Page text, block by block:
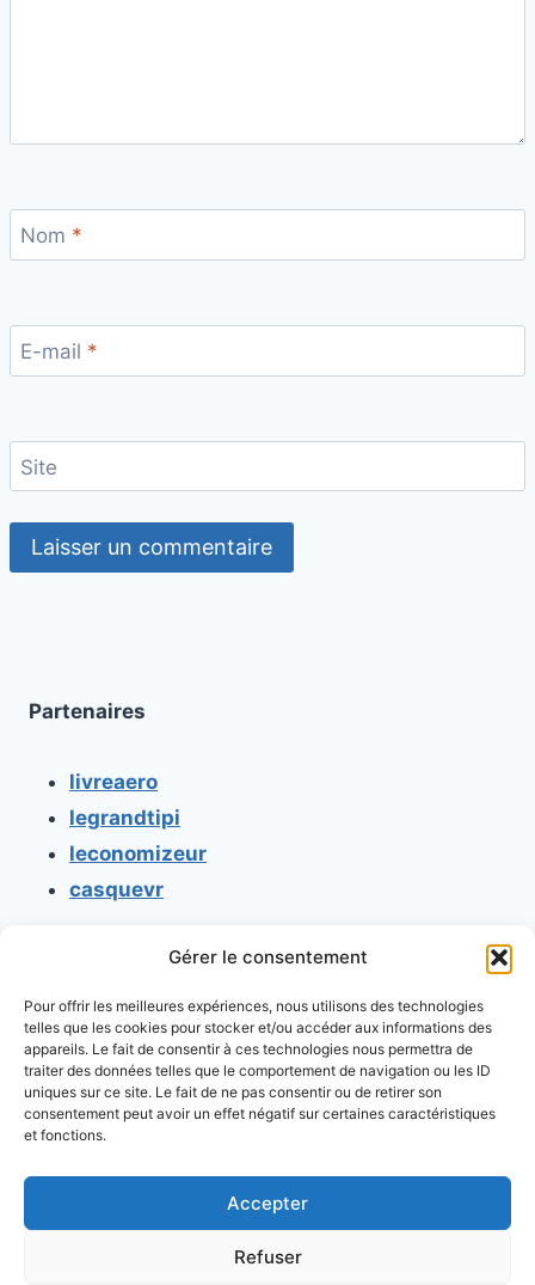
Gérer le consentement
Pour offrir les meilleures expériences, nous utilisons des technologies
telles que les cookies pour stocker et/ou accéder aux informations des
appareils. Le fait de consentir à ces technologies nous permettra de
traiter des données telles que le comportement de navigation ou les ID
uniques sur ce site. Le fait de ne pas consentir ou de retirer son
consentement peut avoir un effet négatif sur certaines caractéristiques
et fonctions.
Accepter
Refuser
Nom *
E-mail *
Site
Partenaires
livreaero
legrandtipi
leconomizeur
casquevr
Mentions légales
Conditions générales d'utilisation
Conditions générales de vente
Politique de cookies
Politique de confidentialité